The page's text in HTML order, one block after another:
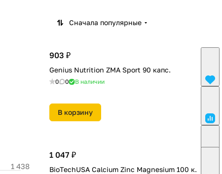
Сначала популярные
903 ₽
Genius Nutrition ZMA Sport 90 капс.
0 0 В наличии
В корзину
1 047 ₽
BioTechUSA Calcium Zinc Magnesium 100 к.